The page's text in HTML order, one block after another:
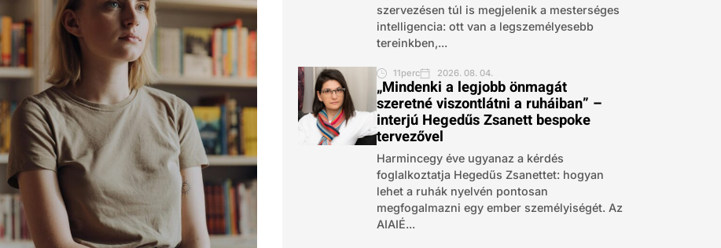
szervezésen túl is megjelenik a mesterséges
intelligencia: ott van a legszemélyesebb
tereinkben,...
11perc 2026. 08. 04.
„Mindenki a legjobb önmagát
szeretné viszontlátni a ruháiban” –
interjú Hegedűs Zsanett bespoke
tervezővel
Harmincegy éve ugyanaz a kérdés
foglalkoztatja Hegedűs Zsanettet: hogyan
lehet a ruhák nyelvén pontosan
megfogalmazni egy ember személyiségét. Az
AIAIÉ...